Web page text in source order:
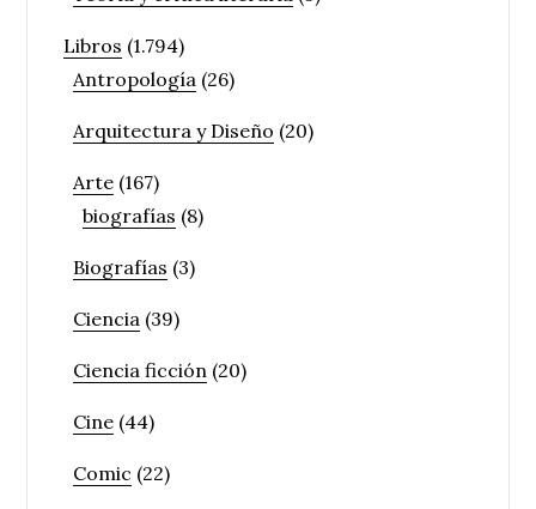
Libros (1.794)
Antropología (26)
Arquitectura y Diseño (20)
Arte (167)
biografías (8)
Biografías (3)
Ciencia (39)
Ciencia ficción (20)
Cine (44)
Comic (22)